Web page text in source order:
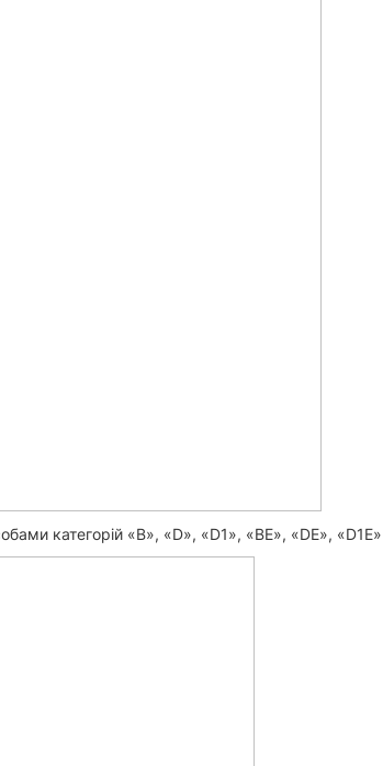
категорій «B», «D», «D1», «BE», «DE»,